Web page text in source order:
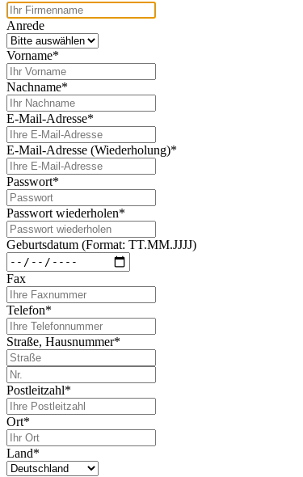
Anrede
Vorname*
Nachname*
E-Mail-Adresse*
E-Mail-Adresse (Wiederholung)*
Passwort*
Passwort wiederholen*
Geburtsdatum (Format: TT.MM.JJJJ)
Fax
Telefon*
Straße, Hausnummer*
Postleitzahl*
Ort*
Land*